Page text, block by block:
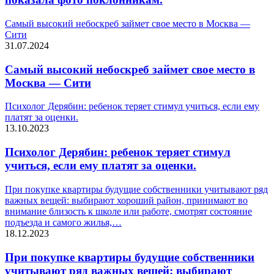
Самый высокий небоскреб займет свое место в Москва —
Сити
31.07.2024
Самый высокий небоскреб займет свое место в
Москва — Сити
Психолог Дерябин: ребенок теряет стимул учиться, если ему
платят за оценки.
13.10.2023
Психолог Дерябин: ребенок теряет стимул
учиться, если ему платят за оценки.
При покупке квартиры будущие собственники учитывают ряд
важных вещей: выбирают хороший район, принимают во
внимание близость к школе или работе, смотрят состояние
подъезда и самого жилья,…
18.12.2023
При покупке квартиры будущие собственники
учитывают ряд важных вещей: выбирают